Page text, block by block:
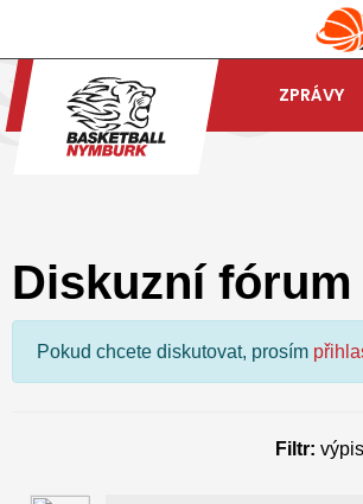
ZPRÁVY
Diskuzní fórum
Pokud chcete diskutovat, prosím
Filtr: